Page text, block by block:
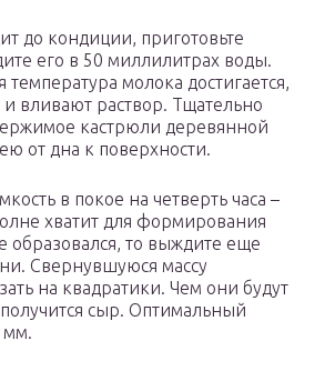
до кондиции, приготовьте
его в 50 миллилитрах воды.
температура молока достигается,
вливают раствор. Тщательно
кастрюли деревянной
от дна к поверхности.
в покое на четверть часа –
хватит для формирования
образовался, то выждите еще
Свернувшуюся массу
на квадратики. Чем они будут
сыр. Оптимальный
мм.